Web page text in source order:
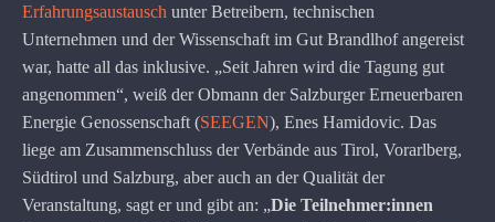
Erfahrungsaustausch unter Betreibern, technischen
Unternehmen und der Wissenschaft im Gut Brandlhof angereist
war, hatte all das inklusive. „Seit Jahren wird die Tagung gut
angenommen“, weiß der Obmann der Salzburger Erneuerbaren
Energie Genossenschaft (SEEGEN), Enes Hamidovic. Das
liege am Zusammenschluss der Verbände aus Tirol, Vorarlberg,
Südtirol und Salzburg, aber auch an der Qualität der
Veranstaltung, sagt er und gibt an: „Die Teilnehmer:innen